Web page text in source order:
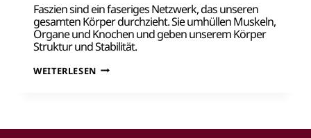
Faszien sind ein faseriges Netzwerk, das unseren
gesamten Körper durchzieht. Sie umhüllen Muskeln,
Organe und Knochen und geben unserem Körper
Struktur und Stabilität.
WEITERLESEN FASZIEN